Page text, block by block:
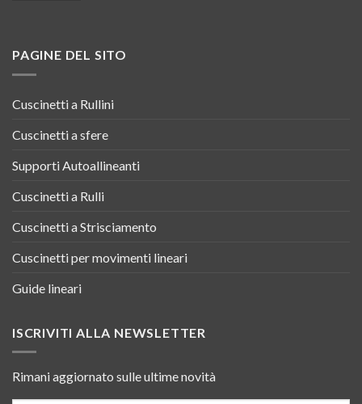
PAGINE DEL SITO
Cuscinetti a Rullini
Cuscinetti a sfere
Supporti Autoallineanti
Cuscinetti a Rulli
Cuscinetti a Strisciamento
Cuscinetti per movimenti lineari
Guide lineari
ISCRIVITI ALLA NEWSLETTER
Rimani aggiornato sulle ultime novità